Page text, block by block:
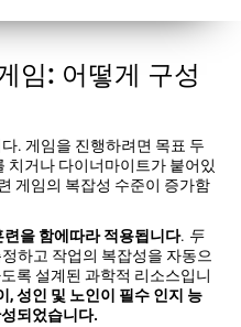
임: 어떻게 구성
. 게임을 진행하려면 목표 두
치거나 다이너마이트가 붙어있
게임의 복잡성 수준이 증가함
을 함에따라 적용됩니다. 두
하고 작업의 복잡성을 자동으
록 설계된 과학적 리소스입니
, 성인 및 노인이 필수 인지 능
되었습니다.